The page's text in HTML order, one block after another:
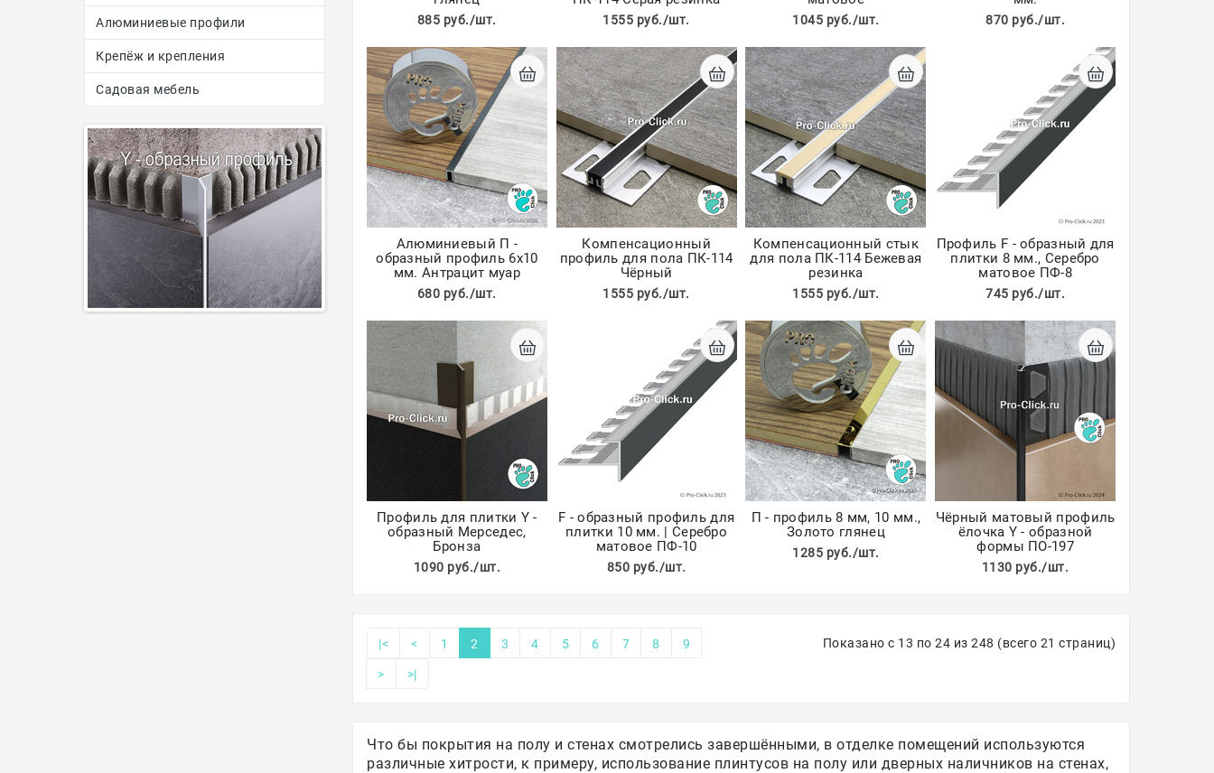
Алюминиевые профили
Крепёж и крепления
Садовая мебель
885 руб./шт. 1555 руб./шт. 1045 руб./шт. 870 руб./шт.
Алюминиевый П -
образный профиль 6х10
мм. Антрацит муар
680 руб./шт.
Компенсационный
профиль для пола ПК-114
Чёрный
1555 руб./шт.
Компенсационный стык
для пола ПК-114 Бежевая
резинка
1555 руб./шт.
Профиль F - образный для
плитки 8 мм., Серебро
матовое ПФ-8
745 руб./шт.
Профиль для плитки Y -
образный Мерседес,
Бронза
1090 руб./шт.
F - образный профиль для
плитки 10 мм. | Серебро
матовое ПФ-10
850 руб./шт.
П - профиль 8 мм, 10 мм.,
Золото глянец
1285 руб./шт.
Чёрный матовый профиль
ёлочка Y - образной
формы ПО-197
1130 руб./шт.
|< < 1 2 3 4 5 6 7 8 9
> >|
Показано с 13 по 24 из 248 (всего 21 страниц)
Что бы покрытия на полу и стенах смотрелись завершёнными, в отделке помещений используются
различные хитрости, к примеру, использование плинтусов на полу или дверных наличников на стенах,